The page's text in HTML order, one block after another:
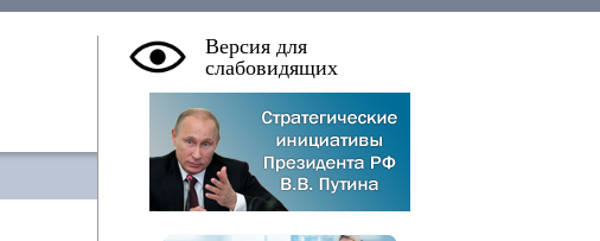
Версия для
слабовидящих